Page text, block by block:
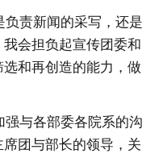
责新闻的采写，还是
会担负起宣传团委和
和再创造的能力，做
与各部委各院系的沟
团与部长的领导，关